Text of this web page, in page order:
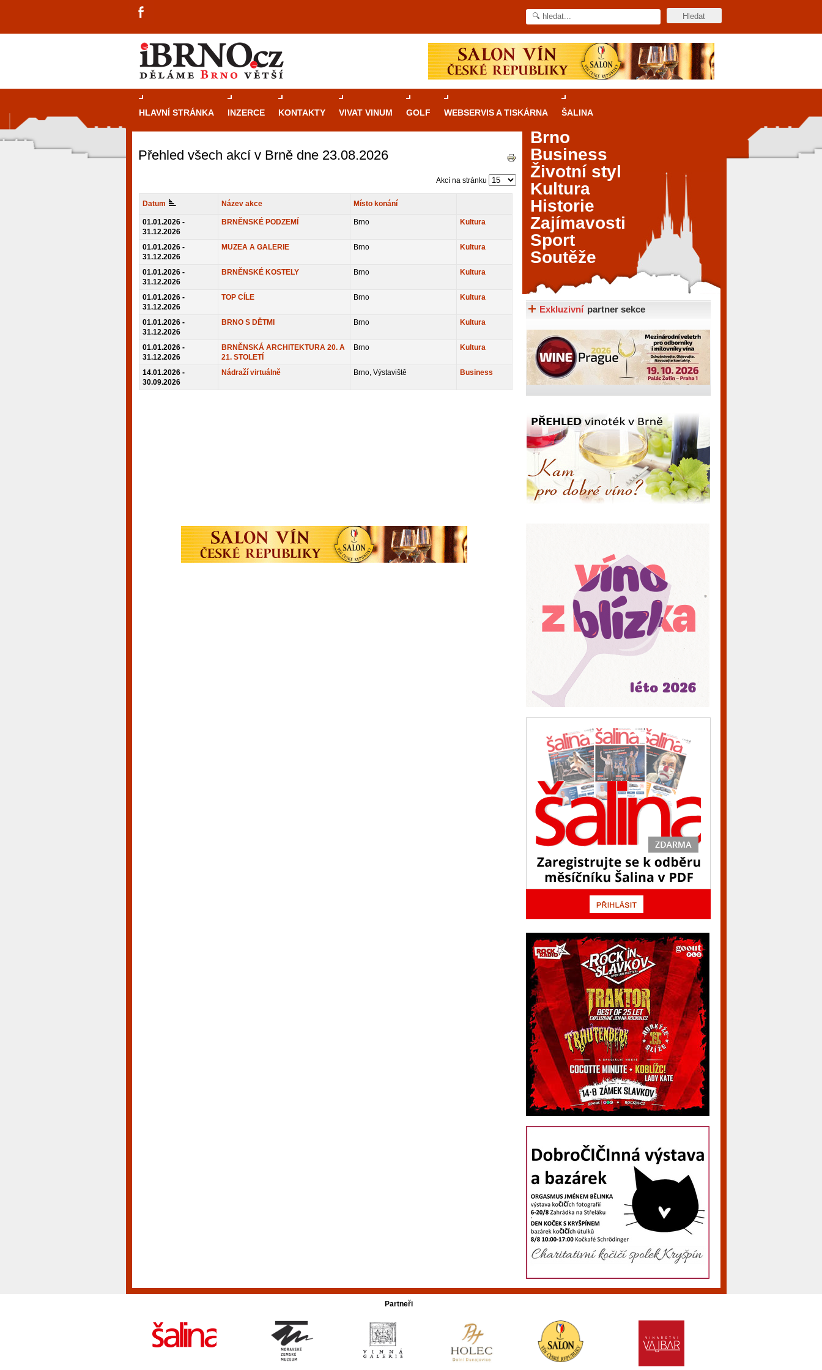
HLAVNÍ STRÁNKA INZERCE KONTAKTY VIVAT VINUM GOLF WEBSERVIS A TISKÁRNA ŠALINA
Přehled všech akcí v Brně dne 23.08.2026
Akcí na stránku
Datum Název akce Místo konání
01.01.2026 -
31.12.2026
BRNĚNSKÉ PODZEMÍ Brno Kultura
01.01.2026 -
31.12.2026
MUZEA A GALERIE Brno Kultura
01.01.2026 -
31.12.2026
BRNĚNSKÉ KOSTELY Brno Kultura
01.01.2026 -
31.12.2026
TOP CÍLE Brno Kultura
01.01.2026 -
31.12.2026
BRNO S DĚTMI Brno Kultura
01.01.2026 -
31.12.2026
BRNĚNSKÁ ARCHITEKTURA 20. A
21. STOLETÍ
Brno Kultura
14.01.2026 -
30.09.2026
Nádraží virtuálně Brno, Výstaviště Business
Průvodcekasinovými hrami v Brně: Od
restaurace, divadla a univerzity. Mimo jiné je ale také
místem, kde si můžete legálně a bezpečně vyzkoušet
metropoli naleznete širokou nabídku her od klasické
návštěvníky, tak pro příležitostné hráče. V...
Brno
Business
Životní styl
Kultura
Historie
Zajímavosti
Sport
Soutěže
Exkluzivní partner sekce
Partneři